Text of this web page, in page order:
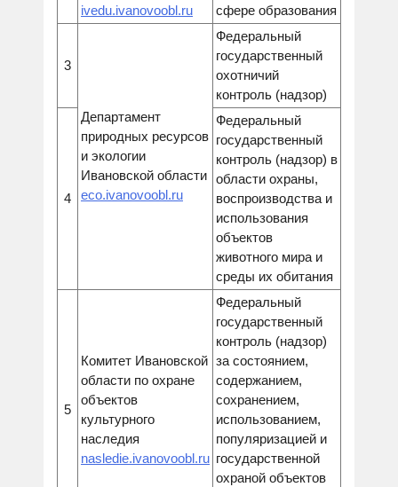
ivedu.ivanovoobl.ru
сфере образования
3
Департамент
природных ресурсов
и экологии
Ивановской области
eco.ivanovoobl.ru
Федеральный
государственный
охотничий
контроль (надзор)
4
Федеральный
государственный
контроль (надзор) в
области охраны,
воспроизводства и
использования
объектов
животного мира и
среды их обитания
5
Комитет Ивановской
области по охране
объектов
культурного
наследия
nasledie.ivanovoobl.ru
Федеральный
государственный
контроль (надзор)
за состоянием,
содержанием,
сохранением,
использованием,
популяризацией и
государственной
охраной объектов